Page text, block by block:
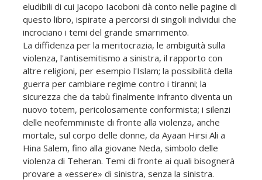
eludibili di cui Jacopo Iacoboni dà conto nelle pagine di
questo libro, ispirate a percorsi di singoli individui che
incrociano i temi del grande smarrimento.
La diffidenza per la meritocrazia, le ambiguità sulla
violenza, l'antisemitismo a sinistra, il rapporto con
altre religioni, per esempio l'Islam; la possibilità della
guerra per cambiare regime contro i tiranni; la
sicurezza che da tabù finalmente infranto diventa un
nuovo totem, pericolosamente conformista; i silenzi
delle neofemministe di fronte alla violenza, anche
mortale, sul corpo delle donne, da Ayaan Hirsi Ali a
Hina Salem, fino alla giovane Neda, simbolo delle
violenza di Teheran. Temi di fronte ai quali bisognerà
provare a «essere» di sinistra, senza la sinistra.